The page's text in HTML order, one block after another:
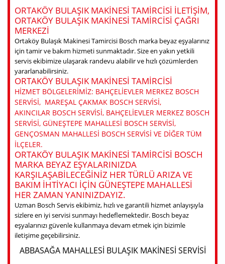
ORTAKÖY BULAŞIK MAKINESI TAMIRCISI ILETIŞIM,
ORTAKÖY BULAŞIK MAKINESI TAMIRCISI ÇAĞRI
MERKEZI
Ortaköy Bulaşık Makinesi Tamircisi Bosch marka beyaz eşyalarınız
için tamir ve bakım hizmeti sunmaktadır. Size en yakın yetkili
servis ekibimize ulaşarak randevu alabilir ve hızlı çözümlerden
yararlanabilirsiniz.
ORTAKÖY BULAŞIK MAKINESI TAMIRCISI
HIZMET BÖLGELERIMIZ: BAHÇELIEVLER MERKEZ BOSCH
SERVISI, MAREŞAL ÇAKMAK BOSCH SERVISI,
AKINCILAR BOSCH SERVISI, BAHÇELIEVLER MERKEZ BOSCH
SERVISI, GÜNEŞTEPE MAHALLESI BOSCH SERVISI,
GENÇOSMAN MAHALLESI BOSCH SERVISI VE DIĞER TÜM
ILÇELER.
ORTAKÖY BULAŞIK MAKINESI TAMIRCISI BOSCH
MARKA BEYAZ EŞYALARINIZDA
KARŞILAŞABILECEĞINIZ HER TÜRLÜ ARIZA VE
BAKIM IHTIYACI IÇIN GÜNEŞTEPE MAHALLESI
HER ZAMAN YANINIZDAYIZ.
Uzman Bosch Servis ekibimiz, hızlı ve garantili hizmet anlayışıyla
sizlere en iyi servisi sunmayı hedeflemektedir. Bosch beyaz
eşyalarınızı güvenle kullanmaya devam etmek için bizimle
iletişime geçebilirsiniz.
ABBASAĞA MAHALLESI BULAŞIK MAKINESI SERVISI